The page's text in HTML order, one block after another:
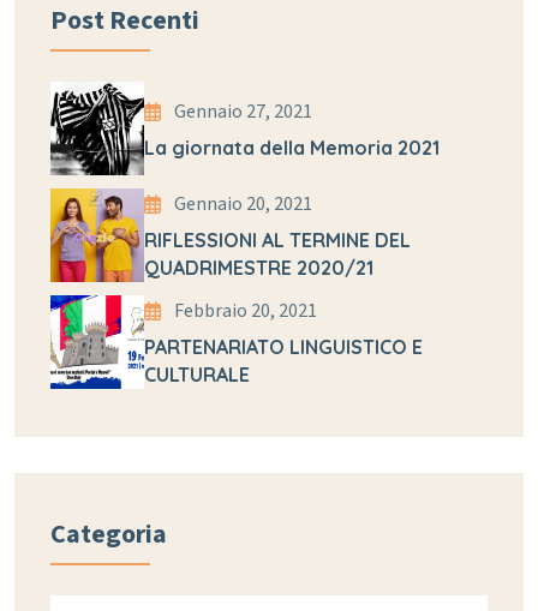
Post Recenti
Gennaio 27, 2021
La giornata della Memoria 2021
Gennaio 20, 2021
RIFLESSIONI AL TERMINE DEL
QUADRIMESTRE 2020/21
Febbraio 20, 2021
PARTENARIATO LINGUISTICO E
CULTURALE
Categoria